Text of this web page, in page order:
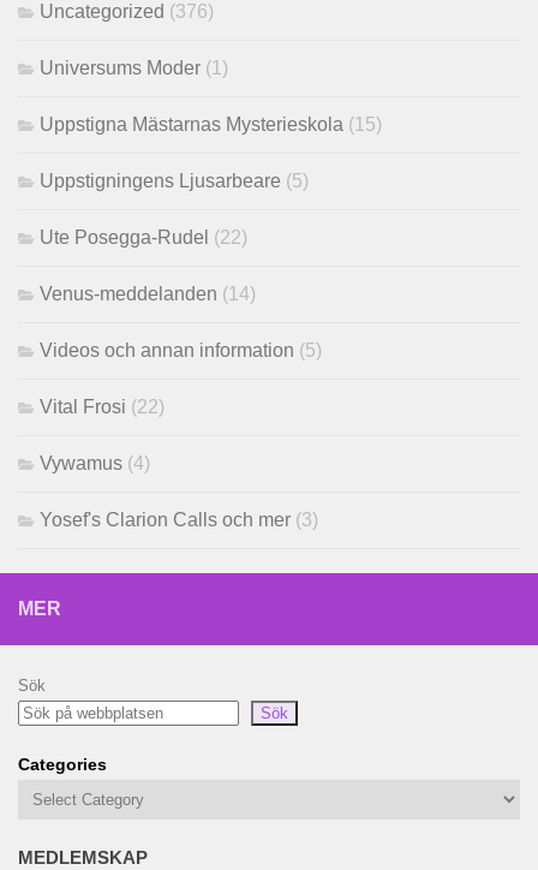
Uncategorized (376)
Universums Moder (1)
Uppstigna Mästarnas Mysterieskola (15)
Uppstigningens Ljusarbeare (5)
Ute Posegga-Rudel (22)
Venus-meddelanden (14)
Videos och annan information (5)
Vital Frosi (22)
Vywamus (4)
Yosef's Clarion Calls och mer (3)
MER
Sök
Sök
Categories
MEDLEMSKAP